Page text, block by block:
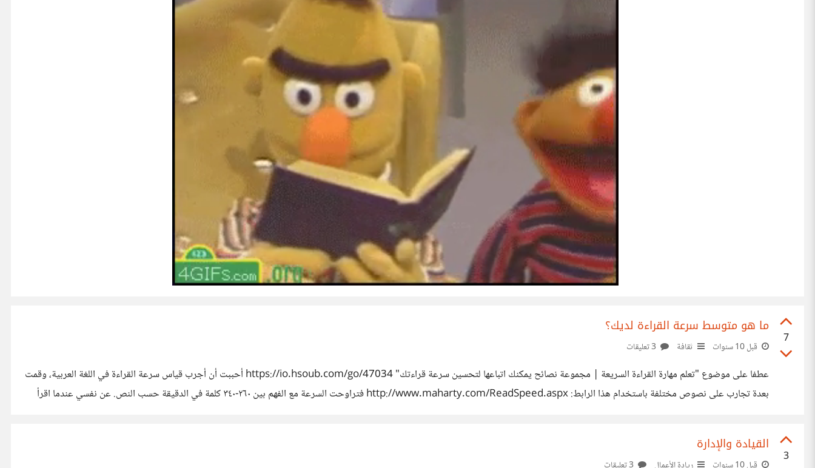
7
ما هو متوسط سرعة القراءة لديك؟
قبل 10 سنوات ثقافة
عطفا على موضوع "تعلم مهارة القراءة السريعة | مجموعة نصائح يمكنك اتباعها لتحسين سرعة قراءتك" https://io.hsoub.com/go/47034 أحببت أن أجرب قياس سرعة القراءة في اللغة العربية، وقمت
بعدة تجارب على نصوص مختلفة باستخدام هذا الرابط: http://www.maharty.com/ReadSpeed.aspx فتراوحت السرعة مع الفهم بين ٢٦٠-٣٤٠ كلمة في الدقيقة حسب النص. عن نفسي عندما اقرأ
3
القيادة والإدارة